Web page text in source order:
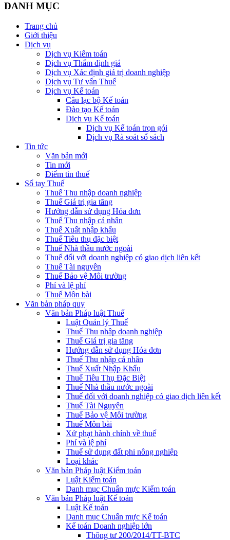
DANH MỤC
Trang chủ
Giới thiệu
Dịch vụ
Dịch vụ Kiểm toán
Dịch vụ Thẩm định giá
Dịch vụ Xác định giá trị doanh nghiệp
Dịch vụ Tư vấn Thuế
Dịch vụ Kế toán
Câu lạc bộ Kế toán
Đào tạo Kế toán
Dịch vụ Kế toán
Dịch vụ Kế toán trọn gói
Dịch vụ Rà soát sổ sách
Tin tức
Văn bản mới
Tin mới
Điểm tin thuế
Sổ tay Thuế
Thuế Thu nhập doanh nghiệp
Thuế Giá trị gia tăng
Hướng dẫn sử dụng Hóa đơn
Thuế Thu nhập cá nhân
Thuế Xuất nhập khẩu
Thuế Tiêu thụ đặc biệt
Thuế Nhà thầu nước ngoài
Thuế đối với doanh nghiệp có giao dịch liên kết
Thuế Tài nguyên
Thuế Bảo vệ Môi trường
Phí và lệ phí
Thuế Môn bài
Văn bản pháp quy
Văn bản Pháp luật Thuế
Luật Quản lý Thuế
Thuế Thu nhập doanh nghiệp
Thuế Giá trị gia tăng
Hướng dẫn sử dụng Hóa đơn
Thuế Thu nhập cá nhân
Thuế Xuất Nhập Khẩu
Thuế Tiêu Thụ Đặc Biệt
Thuế Nhà thầu nước ngoài
Thuế đối với doanh nghiệp có giao dịch liên kết
Thuế Tài Nguyên
Thuế Bảo vệ Môi trường
Thuế Môn bài
Xử phạt hành chính về thuế
Phí và lệ phí
Thuế sử dụng đất phi nông nghiệp
Loại khác
Văn bản Pháp luật Kiểm toán
Luật Kiểm toán
Danh mục Chuẩn mực Kiểm toán
Văn bản Pháp luật Kế toán
Luật Kế toán
Danh mục Chuẩn mực Kế toán
Kế toán Doanh nghiệp lớn
Thông tư 200/2014/TT-BTC